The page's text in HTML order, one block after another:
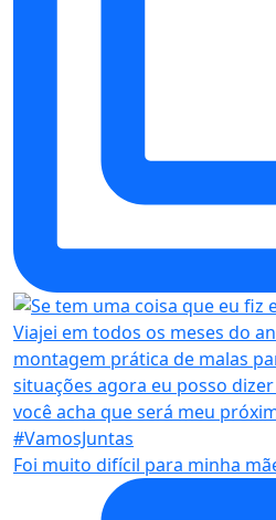
Foi muito difícil para minha